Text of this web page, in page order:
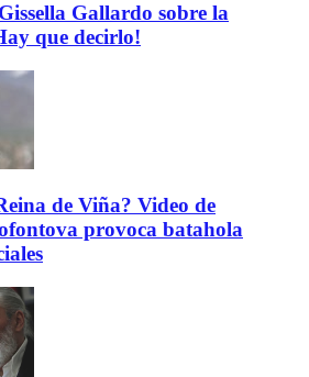
Gallardo sobre la
que decirlo!
de Viña? Video de
provoca batahola